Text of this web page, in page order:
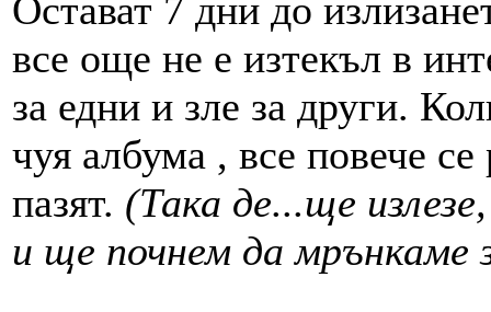
Остават 7 дни до
все още не е изтекъл в
за едни и зле за други.
чуя албума , все повече
пазят. (Така де...ще
и ще почнем да мрънкаме